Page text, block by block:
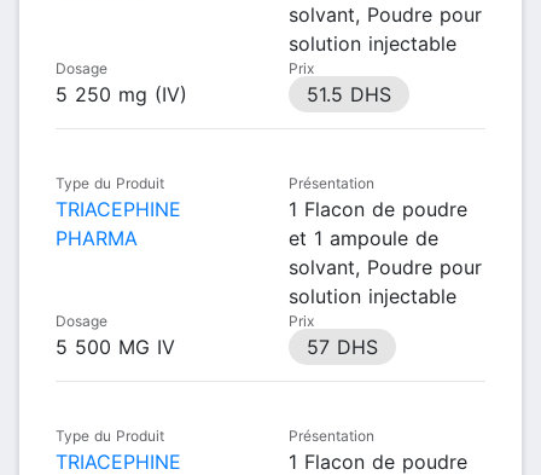
solvant, Poudre pour
solution injectable
Dosage
5 250 mg (IV)
Prix
51.5 DHS
Type du Produit
TRIACEPHINE
PHARMA
Présentation
1 Flacon de poudre
et 1 ampoule de
solvant, Poudre pour
solution injectable
Dosage
5 500 MG IV
Prix
57 DHS
Type du Produit
TRIACEPHINE
Présentation
1 Flacon de poudre